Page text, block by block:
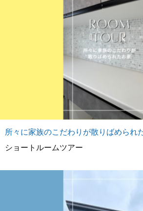
所々に家族のこだわりが散りばめられ
ショートルームツアー